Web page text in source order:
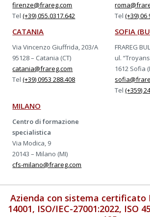
firenze@frareg.com
Tel(+39) 055.0317.642
Tel(+39) 06
CATANIA
Via Vincenzo Giuffrida, 203/A
95128 – Catania (CT)
catania@frareg.com
Tel(+39) 0953 288.408
SOFIA
FRAREG
ul.
1612 Sofia
Tel(+359)
MILANO
Centro di formazione
specialistica
Via Modica, 9
20143 – Milano (MI)
cfs-milano@frareg.com
Azienda con sistema certificato
14001, ISO/IEC-27001:2022, ISO